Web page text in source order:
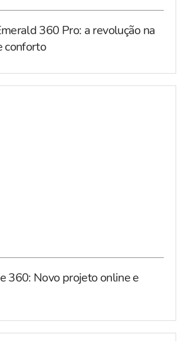
360 Pro: a revolução na
conforto
360: Novo projeto online e